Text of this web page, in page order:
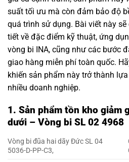
suất tối ưu mà còn đảm bảo độ
quá trình sử dụng. Bài viết này
tiết về đặc điểm kỹ thuật, ứng
vòng bi INA, cũng như các bước
giao hàng miễn phí toàn quốc.
khiến sản phẩm này trở thành
nhiều doanh nghiệp.
1. Sản phẩm tồn kho giảm
dưới – Vòng bi SL 02 4968
Vòng bi đũa hai dãy Đức SL 04
5036-D-PP-C3,